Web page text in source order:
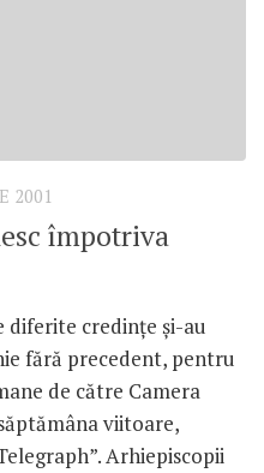
2001
împotriva
diferite credinţe şi-au
fără precedent, pentru
de către Camera
viitoare,
Arhiepiscopii